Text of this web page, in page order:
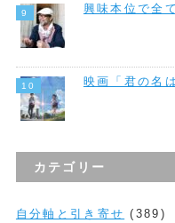
興味本位で全
映画「君の名
カテゴリー
自分軸と引き寄せ (389)